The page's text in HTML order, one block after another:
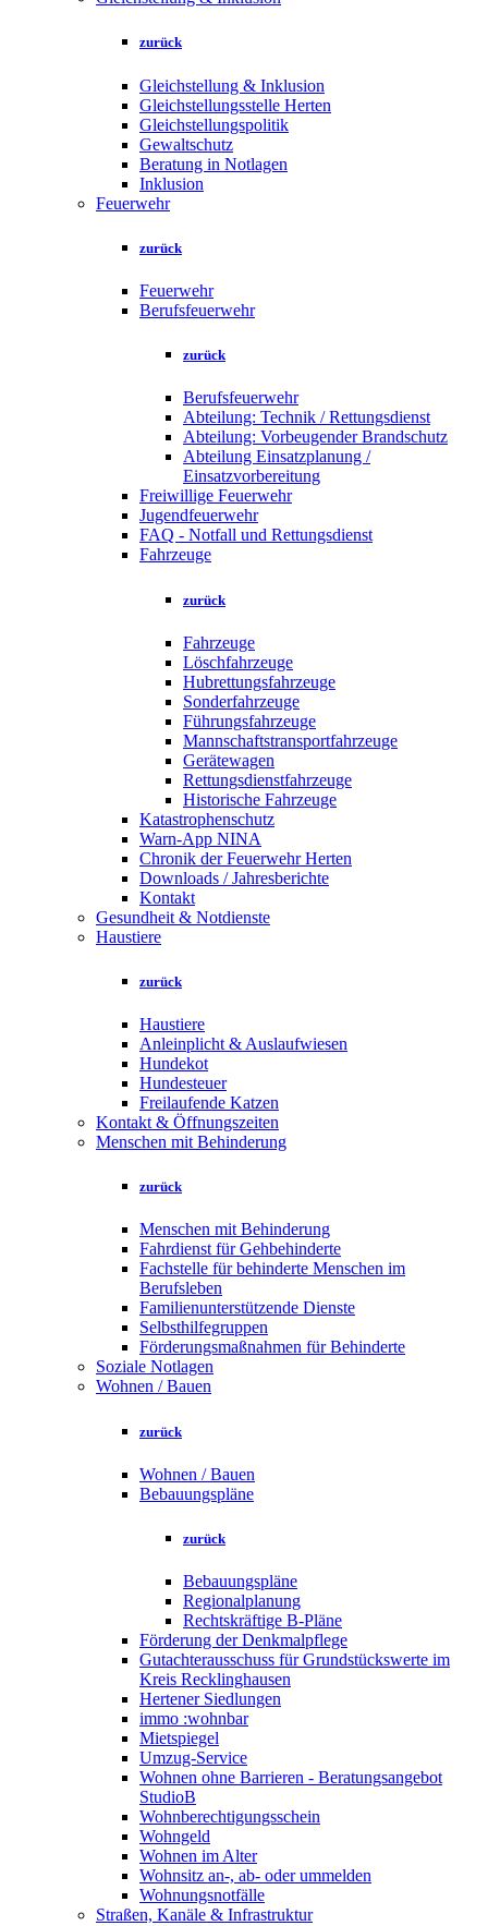
zurück
Gleichstellung & Inklusion
Gleichstellungsstelle Herten
Gleichstellungspolitik
Gewaltschutz
Beratung in Notlagen
Inklusion
Feuerwehr
zurück
Feuerwehr
Berufsfeuerwehr
zurück
Berufsfeuerwehr
Abteilung: Technik / Rettungsdienst
Abteilung: Vorbeugender Brandschutz
Abteilung Einsatzplanung /
Einsatzvorbereitung
Freiwillige Feuerwehr
Jugendfeuerwehr
FAQ - Notfall und Rettungsdienst
Fahrzeuge
zurück
Fahrzeuge
Löschfahrzeuge
Hubrettungsfahrzeuge
Sonderfahrzeuge
Führungsfahrzeuge
Mannschaftstransportfahrzeuge
Gerätewagen
Rettungsdienstfahrzeuge
Historische Fahrzeuge
Katastrophenschutz
Warn-App NINA
Chronik der Feuerwehr Herten
Downloads / Jahresberichte
Kontakt
Gesundheit & Notdienste
Haustiere
zurück
Haustiere
Anleinplicht & Auslaufwiesen
Hundekot
Hundesteuer
Freilaufende Katzen
Kontakt & Öffnungszeiten
Menschen mit Behinderung
zurück
Menschen mit Behinderung
Fahrdienst für Gehbehinderte
Fachstelle für behinderte Menschen im
Berufsleben
Familienunterstützende Dienste
Selbsthilfegruppen
Förderungsmaßnahmen für Behinderte
Soziale Notlagen
Wohnen / Bauen
zurück
Wohnen / Bauen
Bebauungspläne
zurück
Bebauungspläne
Regionalplanung
Rechtskräftige B-Pläne
Förderung der Denkmalpflege
Gutachterausschuss für Grundstückswerte im
Kreis Recklinghausen
Hertener Siedlungen
immo :wohnbar
Mietspiegel
Umzug-Service
Wohnen ohne Barrieren - Beratungsangebot
StudioB
Wohnberechtigungsschein
Wohngeld
Wohnen im Alter
Wohnsitz an-, ab- oder ummelden
Wohnungsnotfälle
Straßen, Kanäle & Infrastruktur